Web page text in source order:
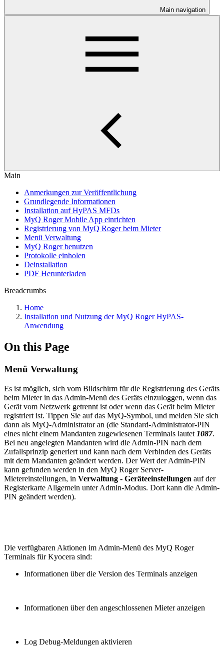
Main navigation
Main
Anmerkungen zur Veröffentlichung
Grundlegende Informationen
Installation auf HyPAS MFDs
MyQ Roger Mobile App einrichten
Registrierung von MyQ Roger beim Mieter
Menü Verwaltung
MyQ Roger benutzen
Protokolle einholen
Deinstallation
PDF Herunterladen
Breadcrumbs
Home
Installation und Nutzung der MyQ Roger HyPAS-
Anwendung
On this Page
Menü Verwaltung
Es ist möglich, sich vom Bildschirm für die Registrierung des Geräts
beim Mieter in das Admin-Menü des Geräts einzuloggen, wenn das
Gerät vom Netzwerk getrennt ist oder wenn das Gerät beim Mieter
registriert ist. Tippen Sie auf das MyQ-Symbol, und melden Sie sich
dann als MyQ-Administrator an (die Standard-Administrator-PIN
eines nicht einem Mandanten zugewiesenen Terminals lautet 1087.
Bei neu angelegten Mandanten wird die Admin-PIN nach dem
Zufallsprinzip generiert und kann nach dem Verbinden des Geräts
mit dem Mandanten geändert werden. Der Wert der Admin-PIN
kann gefunden werden in den MyQ Roger Server-
Mietereinstellungen, in Verwaltung - Geräteeinstellungen auf der
Registerkarte Allgemein unter Admin-Modus. Dort kann die Admin-
PIN geändert werden).
Die verfügbaren Aktionen im Admin-Menü des MyQ Roger
Terminals für Kyocera sind:
Informationen über die Version des Terminals anzeigen
Informationen über den angeschlossenen Mieter anzeigen
Log Debug-Meldungen aktivieren